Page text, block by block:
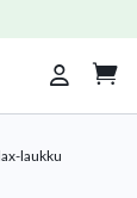

laukku